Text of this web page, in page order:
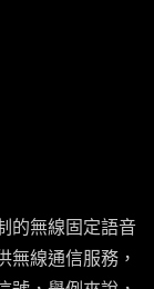
的無線固定語音
無線通信服務，